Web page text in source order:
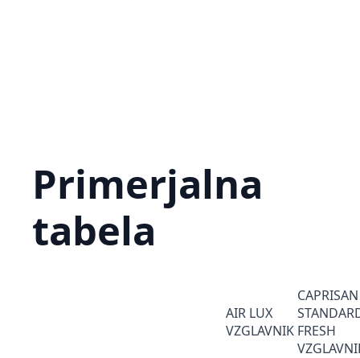
Primerjalna
tabela
AIR LUX
VZGLAVNIK
CAPRISAN
FRESH